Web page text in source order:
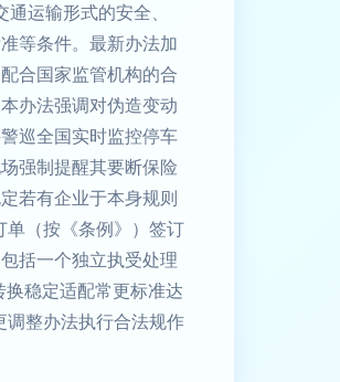
运输形式的安全、
等条件。最新办法加
合国家监管机构的合
办法强调对伪造变动
巡全国实时监控停车
强制提醒其要断保险
若有企业于本身规则
单（按《条例》）签订
括一个独立执受处理
稳定适配常更标准达
调整办法执行合法规作